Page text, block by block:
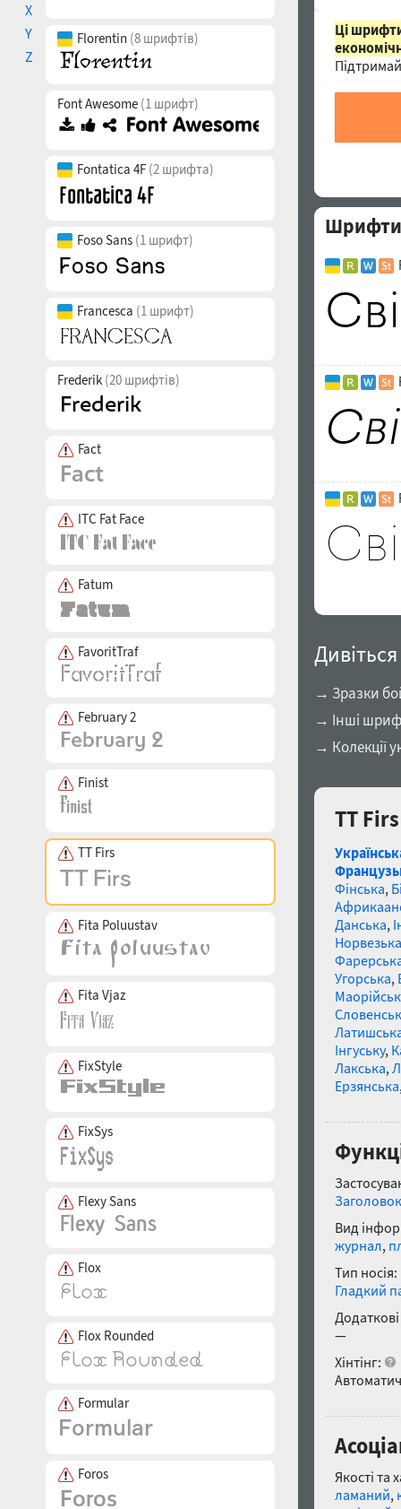
X
Y
Z
Florentin (8 шрифтів)
Font Awesome (1 шрифт)
Fontatica 4F (2 шрифта)
Foso Sans (1 шрифт)
Francesca (1 шрифт)
Frederik (20 шрифтів)
Fact
ITC Fat Face
Fatum
FavoritTraf
February 2
Finist
TT Firs
Fita Poluustav
Fita Vjaz
FixStyle
FixSys
Flexy Sans
Flox
Flox Rounded
Formular
Foros
Ці
Шрифти
→ Зразки
→ Інші
→ Колекції
TT
Фінська,
Данська,
Норвезька
Угорська,
Інгуську,
Лакська,
Ерзянська
Заголовок
Вид
журнал,
Тип носія:
Гладкий
—
Хінтінг:
Якості та
ламаний,